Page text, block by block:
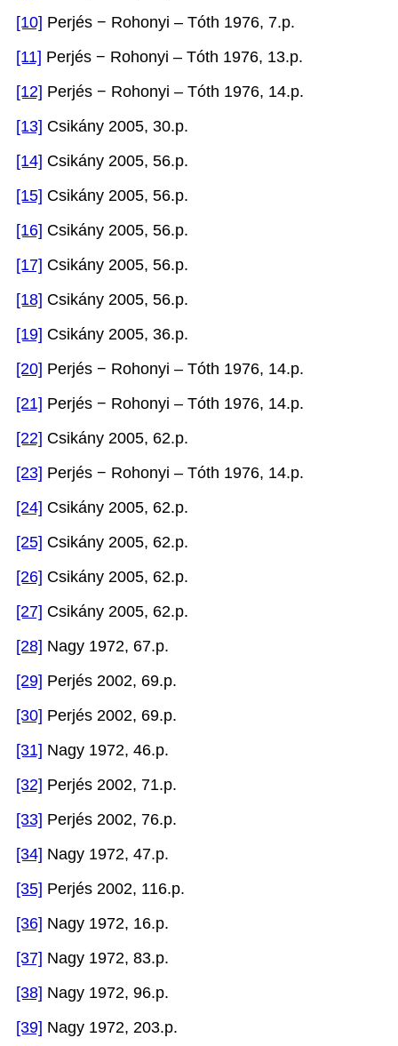
[10] Perjés − Rohonyi – Tóth 1976, 7.p.
[11] Perjés − Rohonyi – Tóth 1976, 13.p.
[12] Perjés − Rohonyi – Tóth 1976, 14.p.
[13] Csikány 2005, 30.p.
[14] Csikány 2005, 56.p.
[15] Csikány 2005, 56.p.
[16] Csikány 2005, 56.p.
[17] Csikány 2005, 56.p.
[18] Csikány 2005, 56.p.
[19] Csikány 2005, 36.p.
[20] Perjés − Rohonyi – Tóth 1976, 14.p.
[21] Perjés − Rohonyi – Tóth 1976, 14.p.
[22] Csikány 2005, 62.p.
[23] Perjés − Rohonyi – Tóth 1976, 14.p.
[24] Csikány 2005, 62.p.
[25] Csikány 2005, 62.p.
[26] Csikány 2005, 62.p.
[27] Csikány 2005, 62.p.
[28] Nagy 1972, 67.p.
[29] Perjés 2002, 69.p.
[30] Perjés 2002, 69.p.
[31] Nagy 1972, 46.p.
[32] Perjés 2002, 71.p.
[33] Perjés 2002, 76.p.
[34] Nagy 1972, 47.p.
[35] Perjés 2002, 116.p.
[36] Nagy 1972, 16.p.
[37] Nagy 1972, 83.p.
[38] Nagy 1972, 96.p.
[39] Nagy 1972, 203.p.